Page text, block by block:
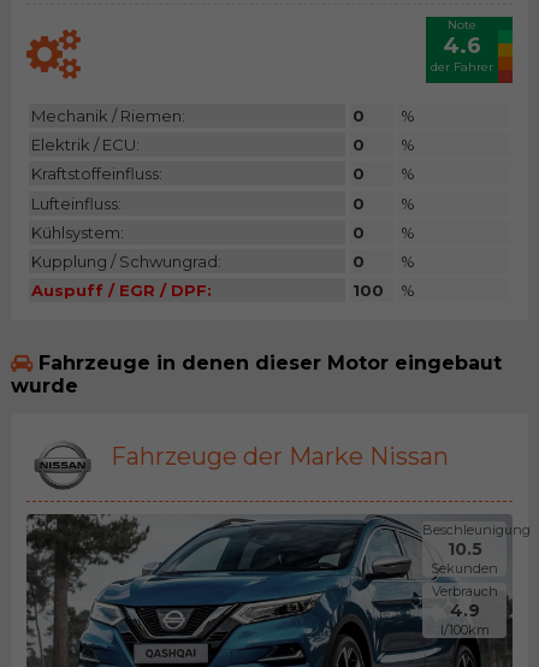
Note
4.6
der Fahrer
Mechanik / Riemen: 0
%
Elektrik / ECU:
0
%
Kraftstoffeinfluss:
0
%
Lufteinfluss:
0
%
Kühlsystem:
0
%
Kupplung / Schwungrad:
0
%
Auspuff / EGR / DPF:
100 %
Fahrzeuge in denen dieser Motor eingebaut
wurde
Fahrzeuge der Marke Nissan
Beschleunigung
10.5
Sekunden
Verbrauch
4.9
l/100km